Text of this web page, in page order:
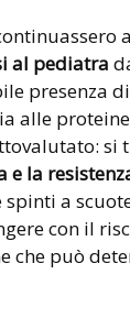
al pediatra
presenza
alle
la
a
con il
che può